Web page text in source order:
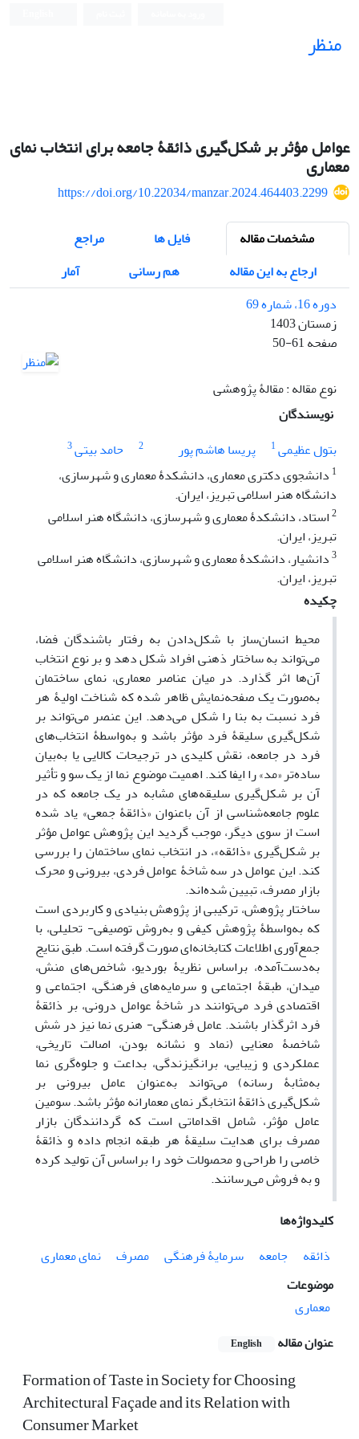
منظر
عوامل مؤثر بر شکل‌گیری ذائقۀ جامعه برای انتخاب نمای
معماری
https://doi.org/10.22034/manzar.2024.464403.2299
مشخصات مقاله
فایل ها
مراجع
ارجاع به این مقاله
هم رسانی
آمار
دوره 16، شماره 69
زمستان 1403
صفحه50-61
نوع مقاله : مقالۀ پژوهشی
نویسندگان
بتول عظیمی1 پریسا هاشم پور 2 حامد بیتی3
1 دانشجوی دکتری معماری، دانشکدۀ معماری و شهرسازی،
دانشگاه هنر اسلامی تبریز، ایران.
2استاد، دانشکدۀ معماری و شهرسازی، دانشگاه هنر اسلامی
تبریز، ایران.
3دانشیار، دانشکدۀ معماری و شهرسازی، دانشگاه هنر اسلامی
تبریز، ایران.
چکیده
محیط انسان‌ساز با شکل‌دادن به رفتار باشندگان فضا،
می‌‌تواند به ساختار ذهنی افراد شکل دهد و بر نوع انتخاب
آن‌ها اثر گذارد. در میان عناصر معماری، نمای ساختمان
به‌صورت یک صفحه‌نمایش ظاهر شده که شناخت اولیۀ هر
فرد نسبت به بنا را شکل می‌‌دهد. ‌این عنصر می‌‌تواند بر
شکل‌گیری سلیقۀ فرد مؤثر باشد و به‌واسطۀ انتخاب‌های
فرد در جامعه، نقش کلیدی در ترجیحات کالایی یا به‌بیان
ساده‌تر «مد» را ‌ایفا کند. اهمیت موضوع نما از یک سو و تأثیر
آن بر شکل‌گیری سلیقه‌های مشابه در یک جامعه که در
علوم جامعه‌شناسی از آن باعنوان «ذائقۀ جمعی» یاد شده
است از سوی دیگر، موجب گردید ‌این پژوهش عوامل مؤثر
بر شکل‌گیری «ذائقه»، در انتخاب نمای ساختمان را بررسی
کند. ‌این عوامل در سه شاخۀ عوامل فردی، بیرونی و محرک
بازار مصرف، تبیین شده‌اند.
ساختار پژوهش، ترکیبی از پژوهش بنیادی و کاربردی است
که به‌واسطۀ پژوهش کیفی و به‌روش توصیفی- تحلیلی، با
جمع‌آوری اطلاعات کتابخانه‌‌ای صورت گرفته است. طبق نتایج
به‌دست‌آمده، براساس نظریۀ بوردیو، شاخص‌های منش،
میدان، طبقۀ اجتماعی و سرمایه‌های فرهنگی، اجتماعی و
اقتصادی فرد می‌‌توانند در شاخۀ عوامل درونی، بر ذائقۀ
فرد اثرگذار باشند. عامل فرهنگی- هنری نما نیز در شش
شاخصۀ معنایی (نماد و نشانه بودن، اصالت تاریخی،
عملکردی و زیبایی، برانگیزندگی، بداعت و جلوه‌گری نما
به‌مثابۀ رسانه) می‌‌تواند به‌عنوان عامل بیرونی بر
شکل‌گیری ذائقۀ انتخابگر نمای معمارانه مؤثر باشد. سومین
عامل مؤثر، شامل اقداماتی است که گردانندگان بازار
مصرف برای هدایت سلیقۀ هر طبقه انجام داده و ذائقۀ
خاصی را طراحی و محصولات خود را براساس آن تولید کرده
و به فروش می‌‌رسانند.
کلیدواژه‌ها
ذائقه
جامعه سرمایۀ فرهنگی مصرف
نمای معماری
موضوعات
معماری
عنوان مقاله
English
Formation of Taste in Society for Choosing
Architectural Façade and its Relation with
Consumer Market